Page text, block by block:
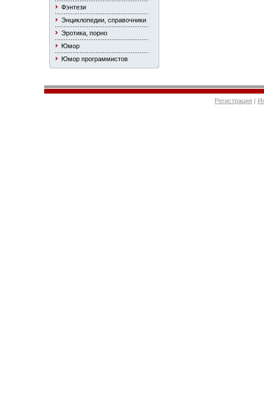
Фэнтези
Энциклопедии, справочники
Эротика, порно
Юмор
Юмор программистов
Регистрация |